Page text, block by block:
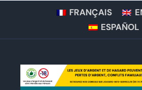
FRANÇAIS
ESPAÑOL